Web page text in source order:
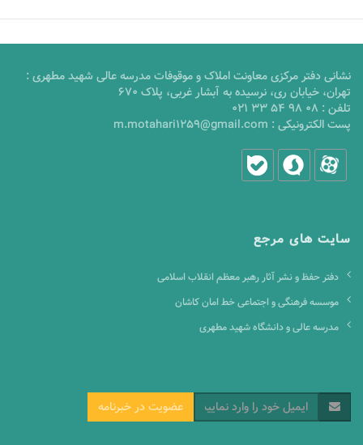
نشانی دفتر مرکزی معاونت املاک و موقوفات مدرسه عالی شهید مطهری :
تهران، خیابان ری، نرسیده به آبشار غربی، پلاک 670
تلفن : 021 33 54 98 08
پست الکترونیکی : m.motahari1259@gmail.com
سایت های مرجع
دفتر حفظ و نشر آثار رهبر معظم انقلاب اسلامی
موسسه فرهنگی و اجتماعی خط امان کاشان
مدرسه عالی و دانشگاه شهید مطهری
عضویت در خبرنامه